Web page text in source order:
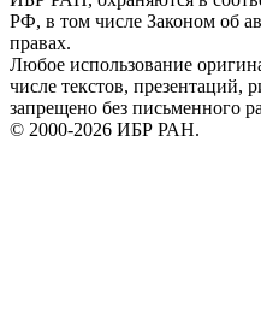
РФ, в том числе Законом об
правах.
Любое использование
числе текстов, презентаций,
запрещено без письменного
© 2000-2026 ИБР РАН.